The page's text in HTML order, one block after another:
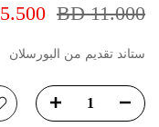
11.000 BD
5.500 BD
ستاند تقديم من البورسلان